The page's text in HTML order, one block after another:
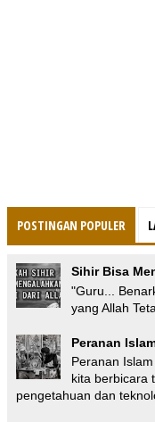
POSTINGAN POPULER
Sihir Bisa
"Guru...
yang Allah
Peranan
Peranan
kita berbicara
pengetahuan dan